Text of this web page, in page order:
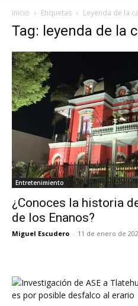
Inicio Etiquetas Leyenda de la
Tag: leyenda de la
Entretenimiento
¿Conoces la historia
de los Enanos?
Miguel Escudero - 11 de enero de